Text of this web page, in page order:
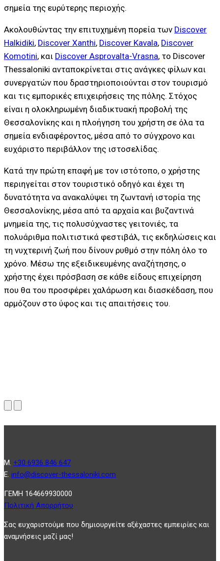
σημεία της ευρύτερης περιοχής.
Ακολουθώντας την επιτυχημένη πορεία των Discover
Halkidiki, Discover Xanthi, Discover Kavala, Discover
Komotini, και Discover Asprovalta-Vrasna, το Discover
Thessaloniki ανταποκρίνεται στις ανάγκες φίλων και
συνεργατών που δραστηριοποιούνται στον τουρισμό
και τις εμπορικές επιχειρήσεις της πόλης. Στόχος
είναι η ολοκληρωμένη διαδικτυακή προβολή της
Θεσσαλονίκης και η πλοήγηση του χρήστη σε όλα τα
σημεία ενδιαφέροντος, μέσα από το σύγχρονο και
ευχάριστο περιβάλλον της ιστοσελίδας.
Κατά την πρώτη επαφή με τον ιστότοπο, ο χρήστης
περιηγείται στον τουριστικό οδηγό και έχει τη
δυνατότητα να ανακαλύψει τη ζωντανή ιστορία της
Θεσσαλονίκης, μέσα από τα αρχαία και βυζαντινά
μνημεία της, τις πολυσύχναστες γειτονιές, τα
πολυάριθμα πολιτιστικά φεστιβάλ, τις εκδηλώσεις και
τη νυχτερινή ζωή που δίνουν ρυθμό στην πόλη όλο το
χρόνο. Μέσω της εξειδικευμένης αναζήτησης, ο
χρήστης έχει πρόσβαση σε κάθε είδους επιχείρηση
που θα του προσφέρει χαλάρωση και διασκέδαση, που
αρμόζουν στο ύφος και τις απαιτήσεις του.
Μ. +30 6936 846 647
Ε. info@discover-thessaloniki.com
ΓΕΜΗ 164669930000
Πολιτική Απορρήτου
Σας ευχαριστούμε που δημιουργείτε αξέχαστες εμπειρίες και
αναμνήσεις μαζί μας!